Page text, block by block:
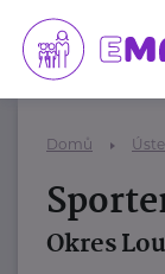
Domů
Okres